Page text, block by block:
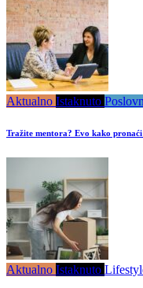
Aktualno Istaknuto
Tražite mentora? Evo kako
Aktualno Istaknuto